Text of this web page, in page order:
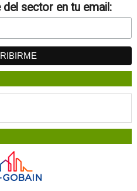
del sector en tu email: